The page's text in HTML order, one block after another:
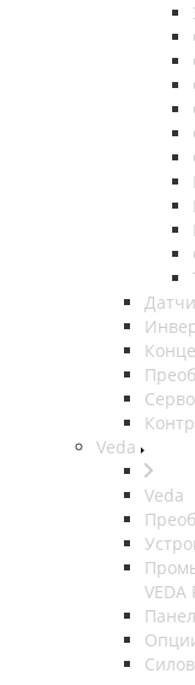
Veda
Veda
VEDA